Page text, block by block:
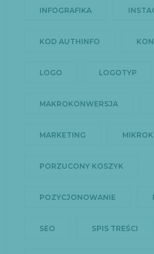
INFOGRAFIKA
KOD AUTHINFO
LOGO LOGOTYP
MAKROKONWERSJA
MARKETING
PORZUCONY KOSZYK
POZYCJONOWANIE
SEO SPIS TREŚCI